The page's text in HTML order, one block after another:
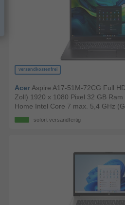
versandkostenfrei
Acer Aspire A17-51M-72CG Full
Zoll) 1920 x 1080 Pixel 32 GB Ram
Home Intel Core 7 max. 5,4 GHz
sofort versandfertig